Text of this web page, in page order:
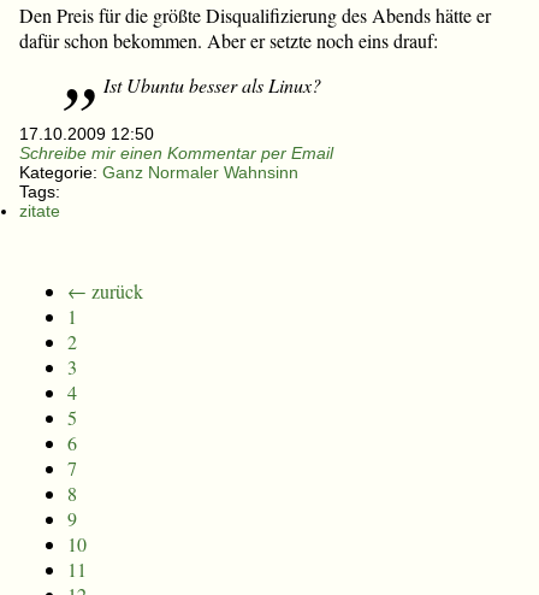
Den Preis für die größte Disqualifizierung des Abends hätte er
dafür schon bekommen. Aber er setzte noch eins drauf:
Ist Ubuntu besser als Linux?
17.10.2009 12:50
Schreibe mir einen Kommentar per Email
Kategorie: Ganz Normaler Wahnsinn
Tags:
zitate
← zurück
1
2
3
4
5
6
7
8
9
10
11